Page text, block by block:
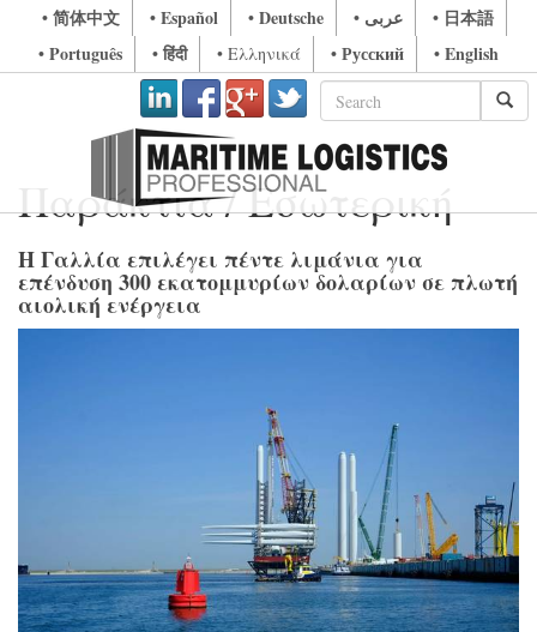
• 简体中文 • Español • Deutsche • عربى
• 日本語
• Português
• हिंदी • Ελληνικά • Русский • English
Παράκτια / Εσωτερική
Η Γαλλία επιλέγει πέντε λιμάνια για
επένδυση 300 εκατομμυρίων δολαρίων σε πλωτή
αιολική ενέργεια